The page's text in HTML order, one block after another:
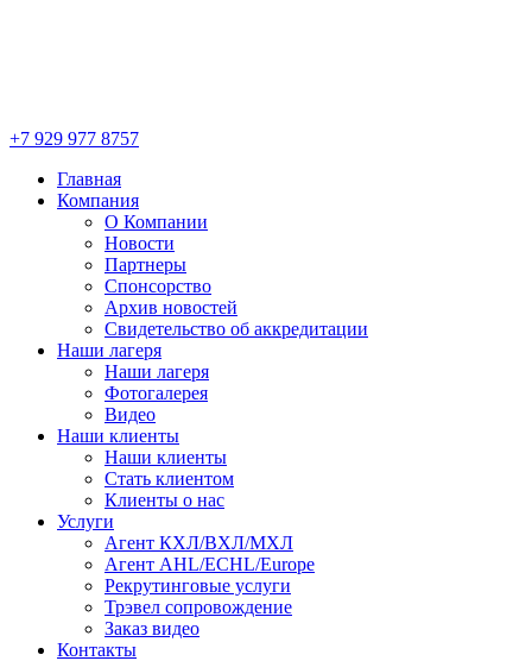
+7 929 977 8757
Главная
Компания
О Компании
Новости
Партнеры
Спонсорство
Архив новостей
Свидетельство об аккредитации
Наши лагеря
Наши лагеря
Фотогалерея
Видео
Наши клиенты
Наши клиенты
Стать клиентом
Клиенты о нас
Услуги
Агент КХЛ/ВХЛ/МХЛ
Агент AHL/ECHL/Europe
Рекрутинговые услуги
Трэвел сопровождение
Заказ видео
Контакты